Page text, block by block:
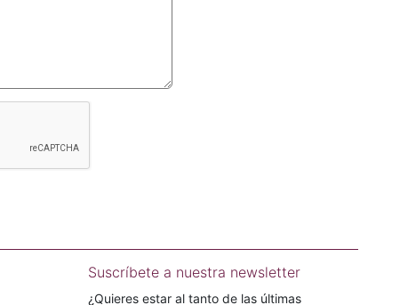
Suscríbete a nuestra newsletter
¿Quieres estar al tanto de las últimas